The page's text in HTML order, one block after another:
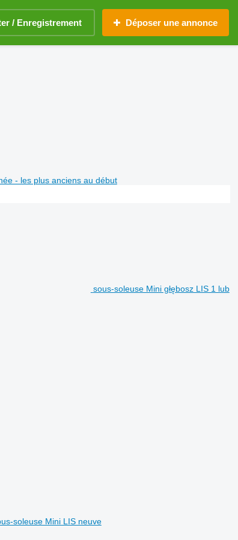
/ Enregistrement Déposer une annonce
- les plus anciens au début
sous-soleuse Mini głębosz LIS 1 lub
soleuse Mini LIS neuve